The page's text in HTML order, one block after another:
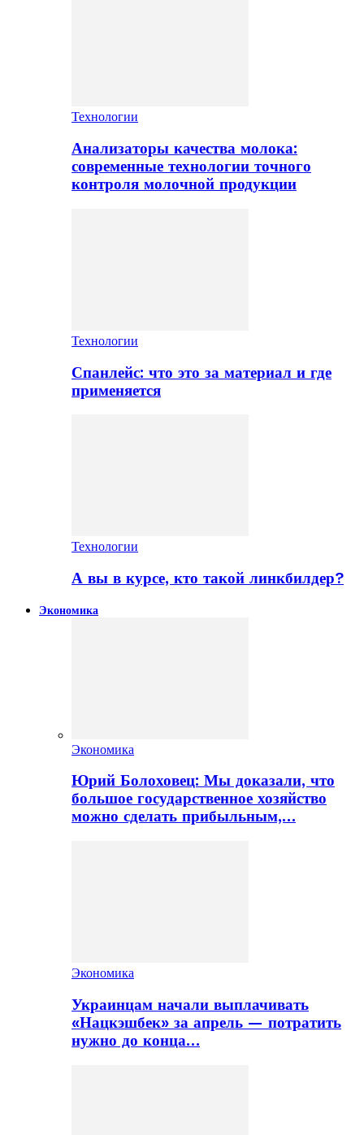
Технологии
Анализаторы качества молока:
современные технологии точного
контроля молочной продукции
Технологии
Спанлейс: что это за материал и где
применяется
Технологии
А вы в курсе, кто такой линкбилдер?
Экономика
Экономика
Юрий Болоховец: Мы доказали, что
большое государственное хозяйство
можно сделать прибыльным,…
Экономика
Украинцам начали выплачивать
«Нацкэшбек» за апрель — потратить
нужно до конца…